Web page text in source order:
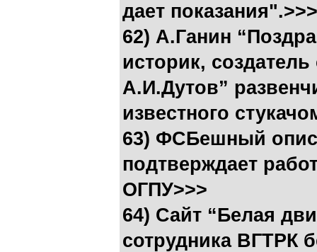
дает показания".>>>
62) А.Ганин
историк,
А.И.Дутов”
известного
63) ФСБешный
подтверждает
ОГПУ>>>
64) Cайт “Белая
сотрудника ВГТРК